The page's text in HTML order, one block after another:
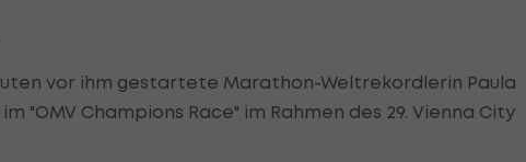
vor ihm gestartete Marathon-Weltrekordlerin Paula
"OMV Champions Race" im Rahmen des 29. Vienna City